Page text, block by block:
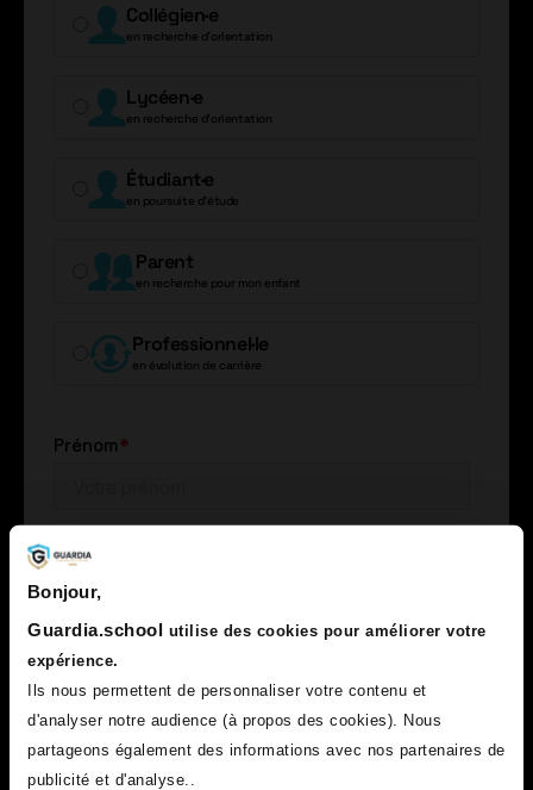
Bonjour,
Guardia.school utilise des cookies pour améliorer votre
expérience.
Ils nous permettent de personnaliser votre contenu et
d'analyser notre audience (à propos des cookies). Nous
partageons également des informations avec nos partenaires de
publicité et d'analyse..
Collégien·e
en recherche d’orientation
Lycéen·e
en recherche d’orientation
Étudiant·e
en poursuite d’étude
Parent
en recherche pour mon enfant
Professionnel·le
en évolution de carrière